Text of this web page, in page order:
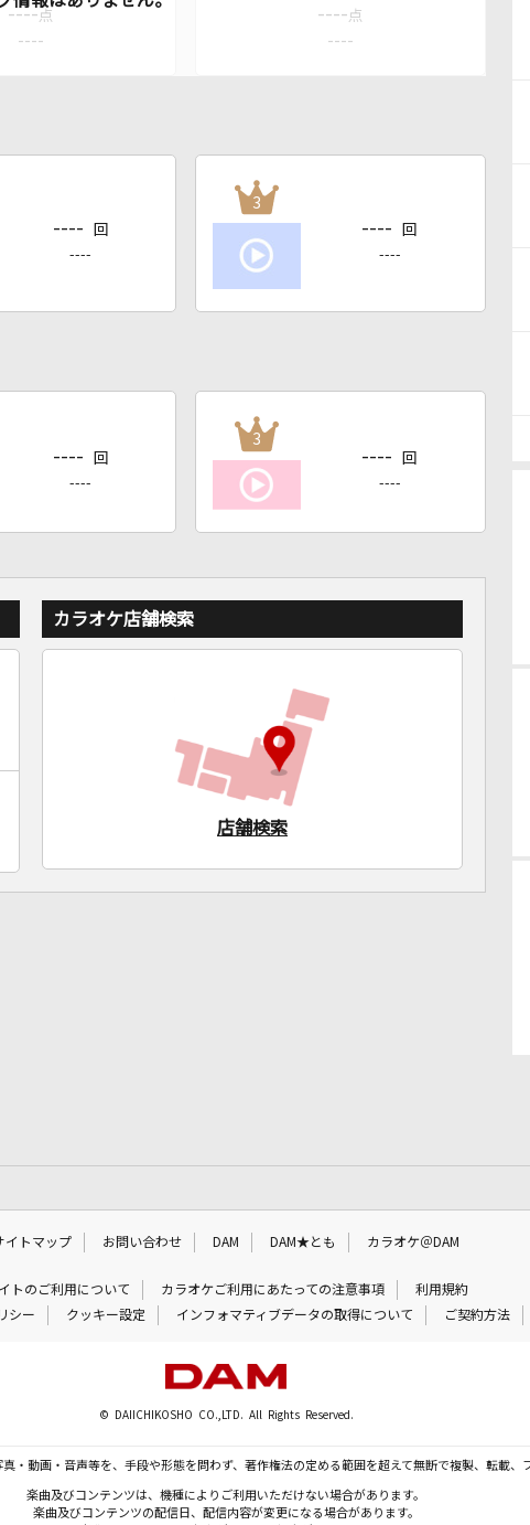
---- 点
----
---- 点
----
---- 回
----
3
---- 回
----
---- 回
----
3
---- 回
----
カラオケ店舗検索
店舗検索
イトマップ お問い合わせ DAM DAM★とも カラオケ＠DAM
トのご利用について カラオケご利用にあたっての注意事項
利用規約
シー クッキー設定 インフォマティブデータの取得について ご契約方法
© DAIICHIKOSHO CO.,LTD. All Rights Reserved.
・動画・音声等を、手段や形態を問わず、著作権法の定める範囲を超えて無断で複製、転載、
楽曲及びコンテンツは、機種によりご利用いただけない場合があります。
楽曲及びコンテンツの配信日、配信内容が変更になる場合があります。